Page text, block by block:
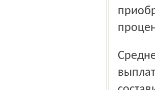
Среднемесячная начисленная заработная плата (без